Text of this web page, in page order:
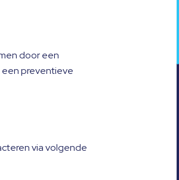
door een
een preventieve
via volgende